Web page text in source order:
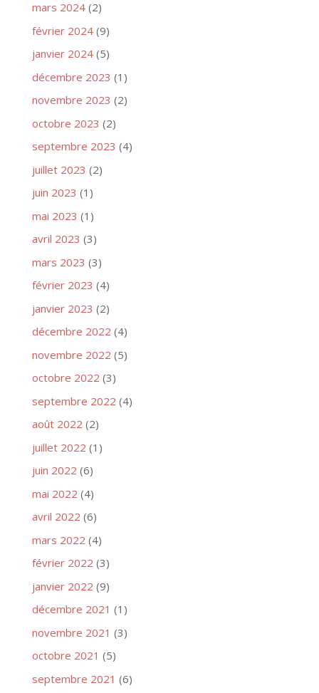
mars 2024(2)
février 2024(9)
janvier 2024(5)
décembre 2023 (1)
novembre 2023 (2)
octobre 2023 (2)
septembre 2023 (4)
juillet 2023 (2)
juin 2023 (1)
mai 2023 (1)
avril 2023 (3)
mars 2023 (3)
février 2023 (4)
janvier 2023 (2)
décembre 2022 (4)
novembre 2022 (5)
octobre 2022 (3)
septembre 2022 (4)
août 2022 (2)
juillet 2022 (1)
juin 2022 (6)
mai 2022 (4)
avril 2022 (6)
mars 2022 (4)
février 2022 (3)
janvier 2022 (9)
décembre 2021 (1)
novembre 2021 (3)
octobre 2021 (5)
septembre 2021 (6)